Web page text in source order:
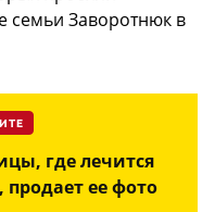
семьи Заворотнюк в
где лечится
ее фото